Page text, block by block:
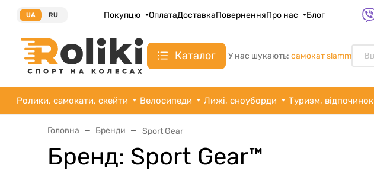
UA RU Покупцю ОплатаДоставкаПоверненняПро нас Блог
Каталог У нас шукають: самокат slamm
Ролики, самокати, скейти Велосипеди Лижі, сноуборди Туризм, відпочинок
Головна Бренди Sport Gear
Бренд: Sport Gear™